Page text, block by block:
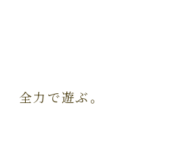
全力で遊ぶ。